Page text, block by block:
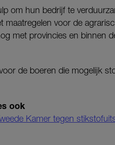
om hun bedrijf te
maatregelen voor de
met provincies en binnen
de boeren die mogelijk
ook
Kamer tegen